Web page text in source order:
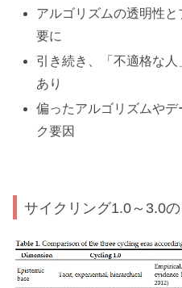
アルゴリズムの透明性
要に
引き続き、「不適格な
あり
偏ったアルゴリズムや
ク要因
サイクリング1.0～3.0